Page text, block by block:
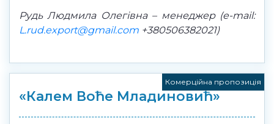
Рудь Людмила Олегівна – менеджер (e-mail:
L.rud.export@gmail.com +380506382021)
«Калем Воће Младиновић»
Комерційна пропозиція